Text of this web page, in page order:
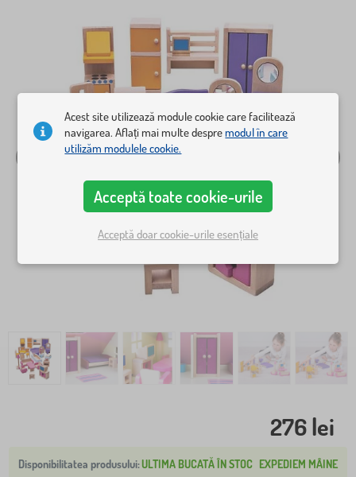
276 lei
ULTIMA BUCATĂ ÎN STOC EXPEDIEM MÂINE
Acest site utilizează module cookie care facilitează
navigarea. Aflați mai multe despremodul în care
utilizăm modulele cookie.
Acceptă toate cookie-urile
Acceptă doar cookie-urile esențiale